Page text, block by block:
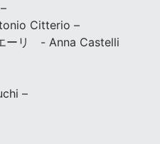
Citterio –
ーリ - Anna Castelli
–